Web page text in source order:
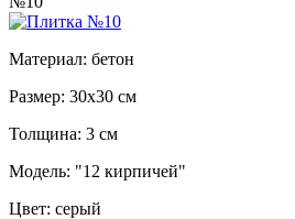
Материал: бетон
Размер: 30х30 см
Толщина: 3 см
Модель: "12 кирпичей"
Цвет: серый